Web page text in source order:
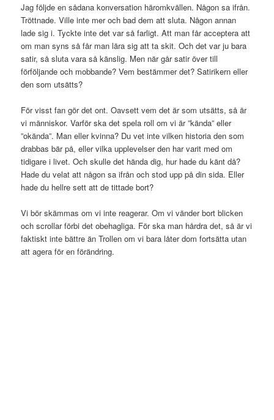
Jag följde en sådana konversation häromkvällen. Någon sa ifrån.
Tröttnade. Ville inte mer och bad dem att sluta. Någon annan
lade sig i. Tyckte inte det var så farligt. Att man får acceptera att
om man syns så får man lära sig att ta skit. Och det var ju bara
satir, så sluta vara så känslig. Men när går satir över till
förföljande och mobbande? Vem bestämmer det? Satirikern eller
den som utsätts?
För visst fan gör det ont. Oavsett vem det är som utsätts, så är
vi människor. Varför ska det spela roll om vi är ”kända” eller
”okända”. Man eller kvinna? Du vet inte vilken historia den som
drabbas bär på, eller vilka upplevelser den har varit med om
tidigare i livet. Och skulle det hända dig, hur hade du känt då?
Hade du velat att någon sa ifrån och stod upp på din sida. Eller
hade du hellre sett att de tittade bort?
Vi bör skämmas om vi inte reagerar. Om vi vänder bort blicken
och scrollar förbi det obehagliga. För ska man hårdra det, så är vi
faktiskt inte bättre än Trollen om vi bara låter dom fortsätta utan
att agera för en förändring.